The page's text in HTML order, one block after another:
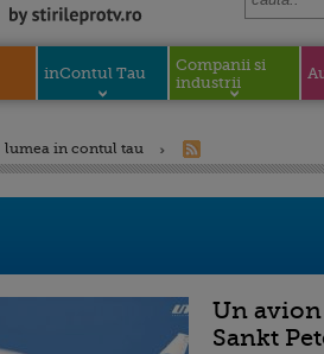
inContul Tau
Companii si
industrii
lumea in contul tau
Un avion
Sankt